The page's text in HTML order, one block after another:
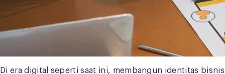
Di era digital seperti saat ini, membangun identitas bisnis